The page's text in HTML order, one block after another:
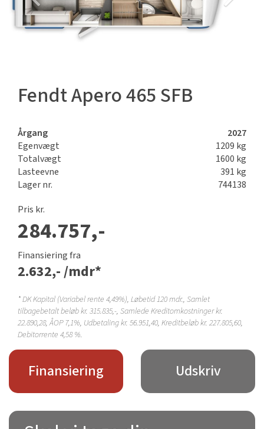
Fendt Apero 465 SFB
Årgang
2027
Egenvægt
1209 kg
Totalvægt
1600 kg
Lasteevne
391 kg
Lager nr.
744138
Pris kr.
284.757,-
Finansiering fra
2.632,-/mdr*
*DK Kapital (Variabel rente 4,49%), Løbetid120 mdr., Samlet
tilbagebetalt beløb kr. 315.835,-, Samlede Kreditomkostninger kr.
22.890,28, ÅOP7,1%, Udbetaling kr. 56.951,40, Kreditbeløb kr. 227.805,60,
Debitorrente 4,58 %.
Finansiering Udskriv